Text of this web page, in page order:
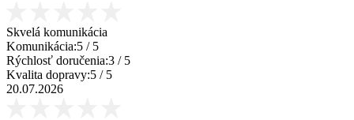
Skvelá komunikácia
Komunikácia:5 / 5
Rýchlosť doručenia:3 / 5
Kvalita dopravy:5 / 5
20.07.2026